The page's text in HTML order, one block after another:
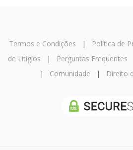
Termos e Condições | Política de
de Litígios | Perguntas Frequentes
| Comunidade | Direito